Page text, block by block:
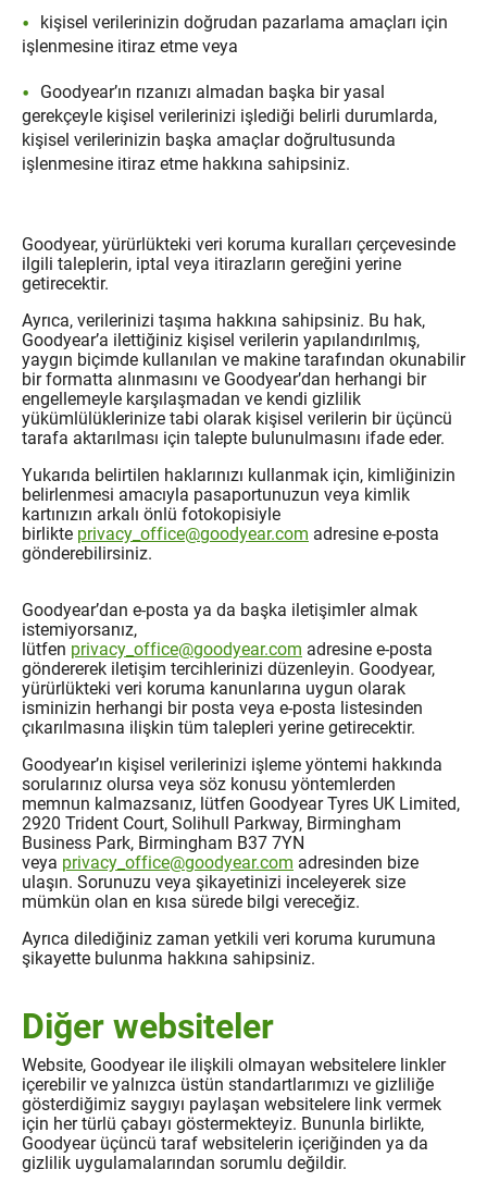
kişisel verilerinizin doğrudan pazarlama amaçları için
işlenmesine itiraz etme veya
Goodyear’ın rızanızı almadan başka bir yasal
gerekçeyle kişisel verilerinizi işlediği belirli durumlarda,
kişisel verilerinizin başka amaçlar doğrultusunda
işlenmesine itiraz etme hakkına sahipsiniz.
Goodyear, yürürlükteki veri koruma kuralları çerçevesinde
ilgili taleplerin, iptal veya itirazların gereğini yerine
getirecektir.
Ayrıca, verilerinizi taşıma hakkına sahipsiniz. Bu hak,
Goodyear’a ilettiğiniz kişisel verilerin yapılandırılmış,
yaygın biçimde kullanılan ve makine tarafından okunabilir
bir formatta alınmasını ve Goodyear’dan herhangi bir
engellemeyle karşılaşmadan ve kendi gizlilik
yükümlülüklerinize tabi olarak kişisel verilerin bir üçüncü
tarafa aktarılması için talepte bulunulmasını ifade eder.
Yukarıda belirtilen haklarınızı kullanmak için, kimliğinizin
belirlenmesi amacıyla pasaportunuzun veya kimlik
kartınızın arkalı önlü fotokopisiyle
birlikte privacy_office@goodyear.com adresine e-posta
gönderebilirsiniz.
Goodyear’dan e-posta ya da başka iletişimler almak
istemiyorsanız,
lütfen privacy_office@goodyear.com adresine e-posta
göndererek iletişim tercihlerinizi düzenleyin. Goodyear,
yürürlükteki veri koruma kanunlarına uygun olarak
isminizin herhangi bir posta veya e-posta listesinden
çıkarılmasına ilişkin tüm talepleri yerine getirecektir.
Goodyear’ın kişisel verilerinizi işleme yöntemi hakkında
sorularınız olursa veya söz konusu yöntemlerden
memnun kalmazsanız, lütfen Goodyear Tyres UK Limited,
2920 Trident Court, Solihull Parkway, Birmingham
Business Park, Birmingham B37 7YN
veya privacy_office@goodyear.com adresinden bize
ulaşın. Sorunuzu veya şikayetinizi inceleyerek size
mümkün olan en kısa sürede bilgi vereceğiz.
Ayrıca dilediğiniz zaman yetkili veri koruma kurumuna
şikayette bulunma hakkına sahipsiniz.
Diğer websiteler
Website, Goodyear ile ilişkili olmayan websitelere linkler
içerebilir ve yalnızca üstün standartlarımızı ve gizliliğe
gösterdiğimiz saygıyı paylaşan websitelere link vermek
için her türlü çabayı göstermekteyiz. Bununla birlikte,
Goodyear üçüncü taraf websitelerin içeriğinden ya da
gizlilik uygulamalarından sorumlu değildir.